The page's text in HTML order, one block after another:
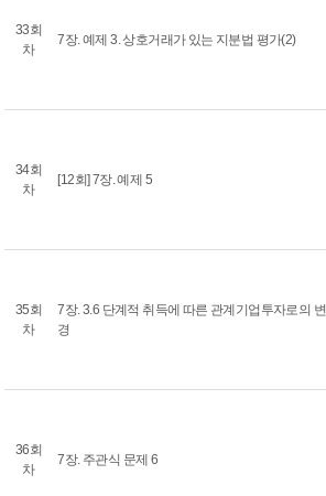
33회
차
7장. 예제 3. 상호거래가 있는 지분법 평가(2)
34회
차
[12회] 7장. 예제 5
35회
차
7장. 3.6 단계적 취득에 따른 관계기업투자로의 변
경
36회
차
7장. 주관식 문제 6